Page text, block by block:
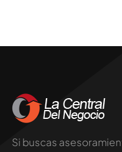
Si buscas